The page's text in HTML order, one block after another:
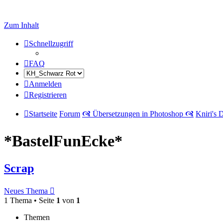
Zum Inhalt
Schnellzugriff
FAQ
Anmelden
Registrieren
Startseite Forum 🙧 Übersetzungen in Photoshop 🙧 Kniri's
*BastelFunEcke*
Scrap
Neues Thema
1 Thema • Seite 1 von 1
Themen